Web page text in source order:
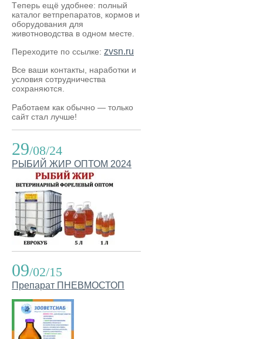
Теперь ещё удобнее: полный
каталог ветпрепаратов, кормов и
оборудования для
животноводства в одном месте.
Переходите по ссылке: zvsn.ru
Все ваши контакты, наработки и
условия сотрудничества
сохраняются.
Работаем как обычно — только
сайт стал лучше!
29/08/24
РЫБИЙ ЖИР ОПТОМ 2024
09/02/15
Препарат ПНЕВМОСТОП